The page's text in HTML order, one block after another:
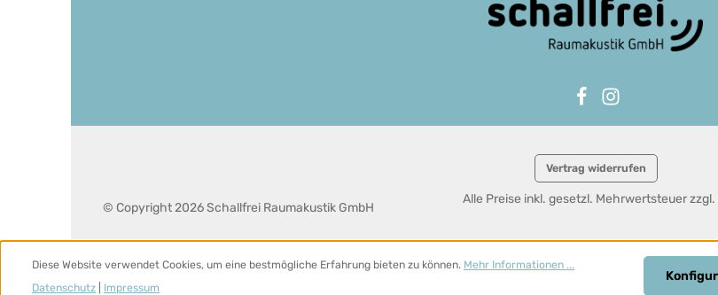
Vertrag widerrufen
© Copyright 2026 Schallfrei Raumakustik GmbH
Alle Preise inkl. gesetzl. Mehrwertsteuer zzgl.
Diese Website verwendet Cookies, um eine bestmögliche Erfahrung bieten zu können. Mehr Informationen ...
Datenschutz
Impressum